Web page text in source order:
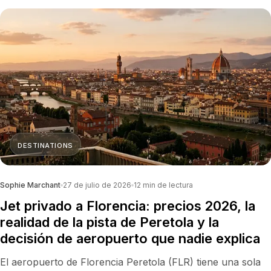
DESTINATIONS
Sophie Marchant 27 de julio de 2026 12 min de lectura
Jet privado a Florencia: precios 2026, la
realidad de la pista de Peretola y la
decisión de aeropuerto que nadie explica
El aeropuerto de Florencia Peretola (FLR) tiene una sola